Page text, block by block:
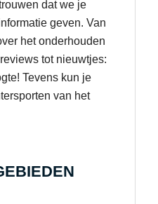
dat we je
geven. Van
het onderhouden
tot nieuwtjes:
Tevens kun je
van het